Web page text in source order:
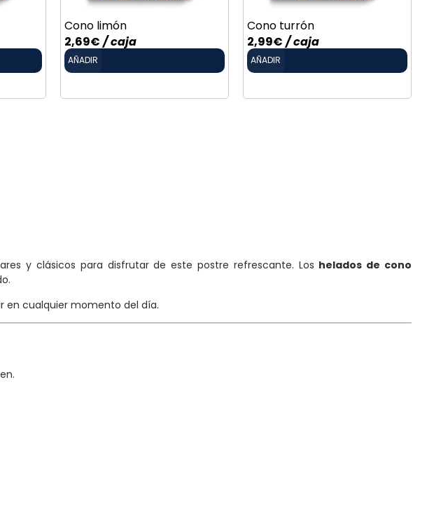
Cono limón
2,69€/ caja
AÑADIR
Cono turrón
2,99€/ caja
AÑADIR
y clásicos para disfrutar de este postre refrescante. Los helados de cono
en cualquier momento del día.